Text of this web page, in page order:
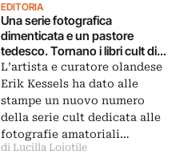
EDITORIA
Una serie fotografica
dimenticata e un pastore
tedesco. Tornano i libri cult di
Erik Kessels
L’artista e curatore olandese
Erik Kessels ha dato alle
stampe un nuovo numero
della serie cult dedicata alle
fotografie amatoriali…
di Lucilla Loiotile